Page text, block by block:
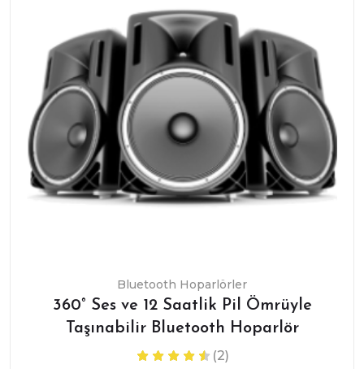
Bluetooth Hoparlörler
360° Ses ve 12 Saatlik Pil Ömrüyle
Taşınabilir Bluetooth Hoparlör
(2)